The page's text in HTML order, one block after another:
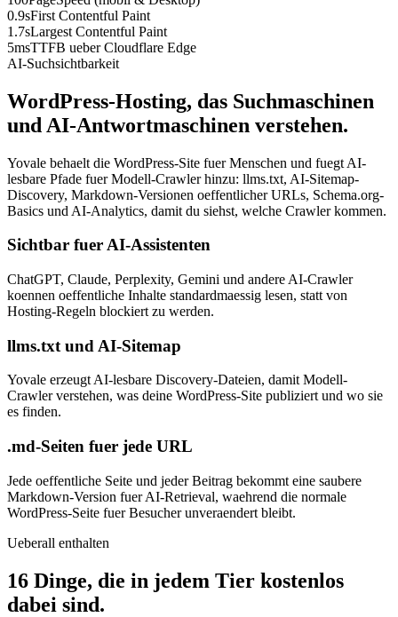
0.9sFirst Contentful Paint
1.7sLargest Contentful Paint
5msTTFB ueber Cloudflare Edge
AI-Suchsichtbarkeit
WordPress-Hosting, das Suchmaschinen
und AI-Antwortmaschinen verstehen.
Yovale behaelt die WordPress-Site fuer Menschen und fuegt AI-
lesbare Pfade fuer Modell-Crawler hinzu: llms.txt, AI-Sitemap-
Discovery, Markdown-Versionen oeffentlicher URLs, Schema.org-
Basics und AI-Analytics, damit du siehst, welche Crawler kommen.
Sichtbar fuer AI-Assistenten
ChatGPT, Claude, Perplexity, Gemini und andere AI-Crawler
koennen oeffentliche Inhalte standardmaessig lesen, statt von
Hosting-Regeln blockiert zu werden.
llms.txt und AI-Sitemap
Yovale erzeugt AI-lesbare Discovery-Dateien, damit Modell-
Crawler verstehen, was deine WordPress-Site publiziert und wo sie
es finden.
.md-Seiten fuer jede URL
Jede oeffentliche Seite und jeder Beitrag bekommt eine saubere
Markdown-Version fuer AI-Retrieval, waehrend die normale
WordPress-Seite fuer Besucher unveraendert bleibt.
Ueberall enthalten
16 Dinge, die in jedem Tier kostenlos
dabei sind.